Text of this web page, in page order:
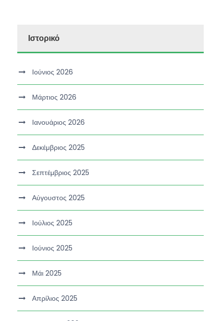
Ιστορικό
Ιούνιος 2026
Μάρτιος 2026
Ιανουάριος 2026
Δεκέμβριος 2025
Σεπτέμβριος 2025
Αύγουστος 2025
Ιούλιος 2025
Ιούνιος 2025
Μάι 2025
Απρίλιος 2025